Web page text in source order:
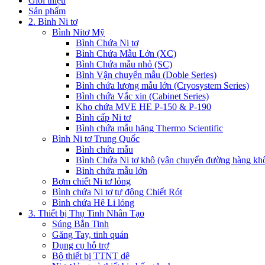
Sản phẩm
2. Bình Ni tơ
Bình Nitơ Mỹ
Bình Chứa Ni tơ
Bình Chứa Mẫu Lớn (XC)
Bình Chứa mẫu nhỏ (SC)
Bình Vận chuyển mẫu (Doble Series)
Bình chứa lượng mẫu lớn (Cryosystem Series)
Bình chứa Vắc xin (Cabinet Series)
Kho chứa MVE HE P-150 & P-190
Bình cấp Ni tơ
Bình chứa mẫu hãng Thermo Scientific
Bình Ni tơ Trung Quốc
Bình chứa mẫu
Bình Chứa Ni tơ khô (vận chuyển đường hàng
Bình chứa mẫu lớn
Bơm chiết Ni tơ lỏng
Bình chứa Ni tơ tự động Chiết Rót
Bình chứa Hê Li lỏng
3. Thiết bị Thụ Tinh Nhân Tạo
Súng Bắn Tinh
Găng Tay, tinh quản
Dụng cụ hỗ trợ
Bộ thiết bị TTNT dê